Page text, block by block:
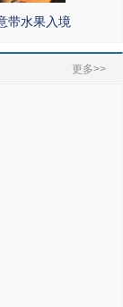
带水果入境
更多>>